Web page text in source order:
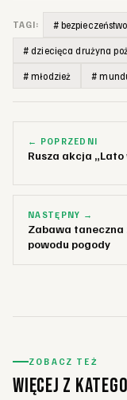
TAGI: # bezpieczeństwo
# dziecięca drużyna
# młodzież
#
← POPRZEDNI
Rusza akcja
NASTĘPNY →
Zabawa taneczna
powodu pogody
ZOBACZ TEŻ
Więcej z